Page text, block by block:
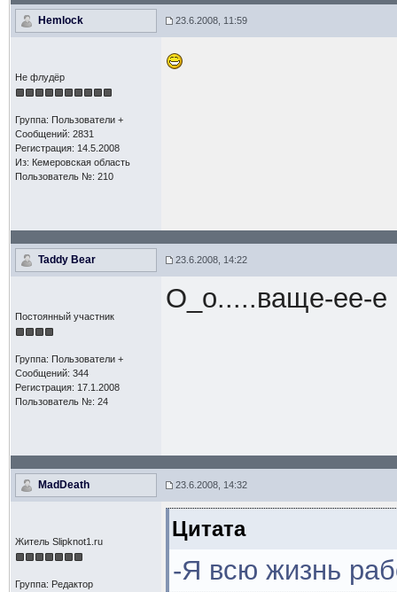
Hemlock 23.6.2008, 11:59
Не флудёр
Группа: Пользователи +
Сообщений: 2831
Регистрация: 14.5.2008
Из: Кемеровская область
Пользователь №: 210
Taddy Bear 23.6.2008, 14:22
Постоянный участник
Группа: Пользователи +
Сообщений: 344
Регистрация: 17.1.2008
Пользователь №: 24
О_о.....ваще-ее-е
MadDeath 23.6.2008, 14:32
Житель Slipknot1.ru
Группа: Редактор
Цитата
-Я всю жизнь